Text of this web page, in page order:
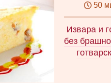
50
Извара и
без